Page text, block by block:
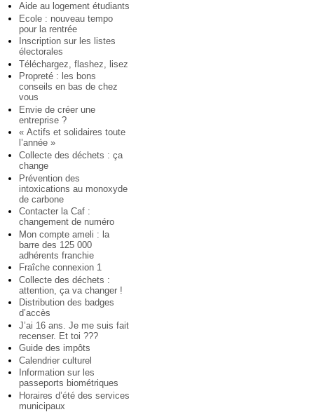
Aide au logement étudiants
Ecole : nouveau tempo
pour la rentrée
Inscription sur les listes
électorales
Téléchargez, flashez, lisez
Propreté : les bons
conseils en bas de chez
vous
Envie de créer une
entreprise ?
« Actifs et solidaires toute
l’année »
Collecte des déchets : ça
change
Prévention des
intoxications au monoxyde
de carbone
Contacter la Caf :
changement de numéro
Mon compte ameli : la
barre des 125 000
adhérents franchie
Fraîche connexion 1
Collecte des déchets :
attention, ça va changer !
Distribution des badges
d’accès
J’ai 16 ans. Je me suis fait
recenser. Et toi ???
Guide des impôts
Calendrier culturel
Information sur les
passeports biométriques
Horaires d’été des services
municipaux